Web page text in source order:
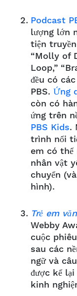
Podcast
lượng lớn
tiện
“Molly of
Loop,”
đều có
PBS. Ứng
còn có
ứng trên
PBS Kids.
trình nổi
em có thể
nhân vật
chuyển
hình).
Trẻ em
Webby
cuộc
sau các
ngữ và
được kể
kinh